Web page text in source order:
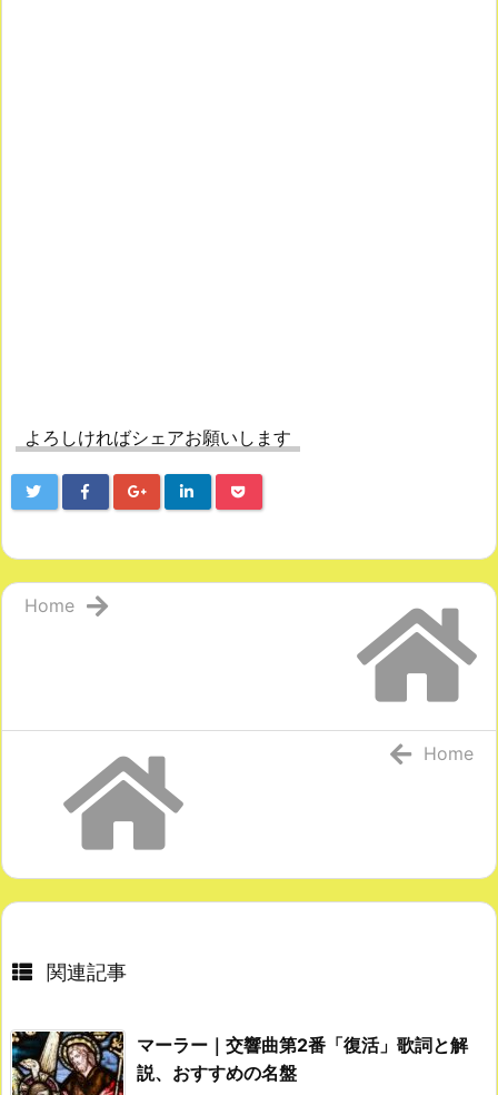
よろしければシェアお願いします
Home
Home
関連記事
マーラー｜交響曲第2番「復活」歌詞と解
説、おすすめの名盤